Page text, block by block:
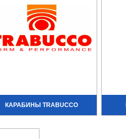
КАРАБИНЫ TRABUCCO